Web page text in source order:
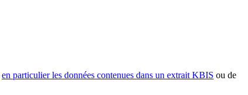
en particulier les données contenues dans un extrait KBIS ou de